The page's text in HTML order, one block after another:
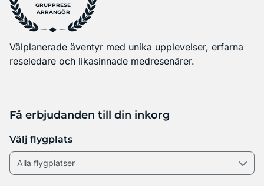
GRUPPRESE
ARRANGÖR
Välplanerade äventyr med unika upplevelser, erfarna
reseledare och likasinnade medresenärer.
Få erbjudanden till din inkorg
Välj flygplats